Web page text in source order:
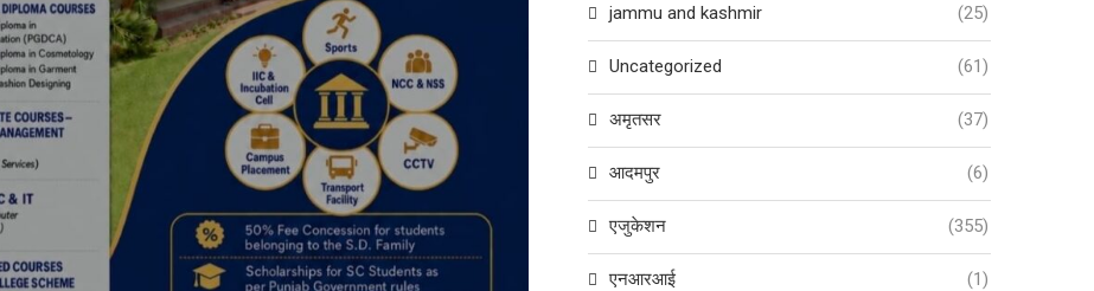
jammu and kashmir (25)
Uncategorized (61)
अमृतसर (37)
आदमपुर (6)
एजुकेशन (355)
एनआरआई (1)